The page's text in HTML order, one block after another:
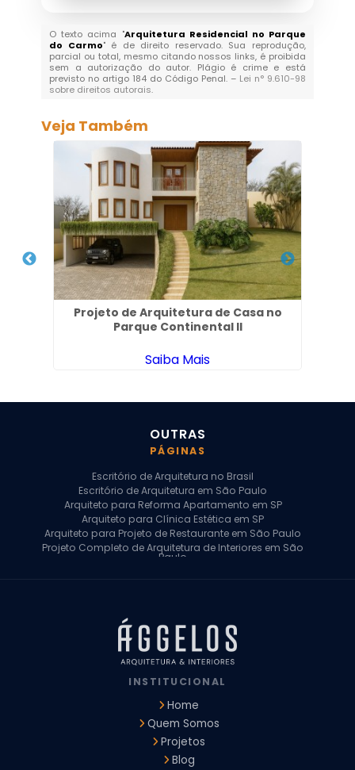
O texto acima "Arquitetura Residencial no Parque
do Carmo" é de direito reservado. Sua reprodução,
parcial ou total, mesmo citando nossos links, é proibida
sem a autorização do autor. Plágio é crime e está
previsto no artigo 184 do Código Penal. – Lei n° 9.610-98
sobre direitos autorais.
Veja Também
Projeto de Arquitetura de Casa no
Parque Continental II
Saiba Mais
OUTRAS
PÁGINAS
Escritório de Arquitetura no Brasil
Escritório de Arquitetura em São Paulo
Arquiteto para Reforma Apartamento em SP
Arquiteto para Clínica Estética em SP
Arquiteto para Projeto de Restaurante em São Paulo
Projeto Completo de Arquitetura de Interiores em São
Paulo
Arquiteto para Projeto Comercial em São Paulo
Arquiteto Comercial
Arquiteto para Reforma de Apartamento
Arquiteto para Reforma Residencial
Arquitetura para Reforma de Casas
Design de Interiores Apartamentos
Design de Interiores Residencial
Empresa de Arquitetura e Design
Empresas de Arquitetura e Design de Interiores
INSTITUCIONAL
Home
Quem Somos
Projetos
Blog